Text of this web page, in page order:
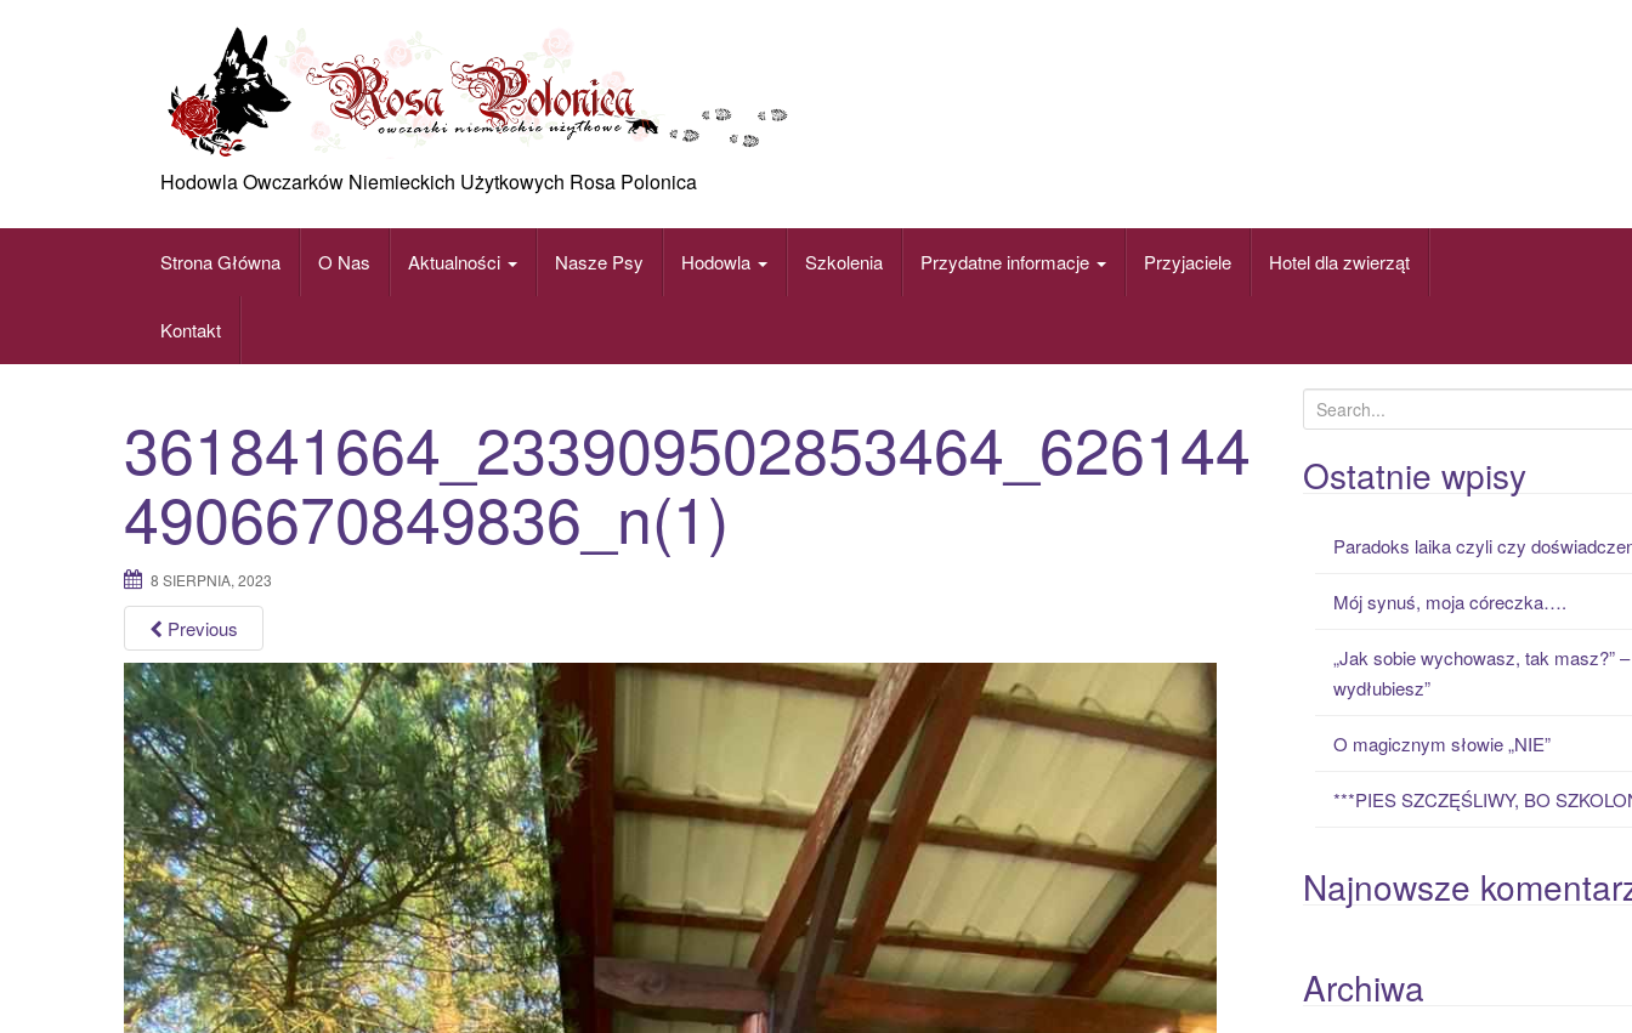
Hodowla Owczarków Niemieckich Użytkowych Rosa Polonica
Strona Główna O Nas Aktualności Nasze Psy Hodowla Szkolenia Przydatne informacje Przyjaciele Hotel dla zwierząt
Kontakt
361841664_233909502853464_626144
4906670849836_n(1)
8 SIERPNIA, 2023
Previous
e
a
r
Ostatnie wpisy
Paradoks laika czyli czy
Mój synuś, moja córeczka….
„Jak sobie wychowasz, tak masz?”
wydłubiesz”
O magicznym słowie „NIE”
***PIES SZCZĘŚLIWY, BO
Najnowsze
Archiwa